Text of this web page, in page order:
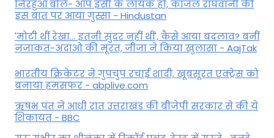
निरहुआ बोले- आप इसी के लायक हो, काजल राघवानी की
इस बात पर आया गुस्सा - Hindustan
'मोटी थीं रेखा... इतनी सुंदर नहीं थीं', कैसे आया बदलाव? बनीं
नजाकत-अदाओं की मूरत, जीजा ने किया खुलासा - AajTak
भारतीय क्रिकेटर ने गुपचुप रचाई शादी, खूबसूरत एक्ट्रेस को
बनाया हमसफर - abplive.com
ऋषभ पंत ने आधी रात उत्तराखंड की बीजेपी सरकार से की ये
शिकायत - BBC